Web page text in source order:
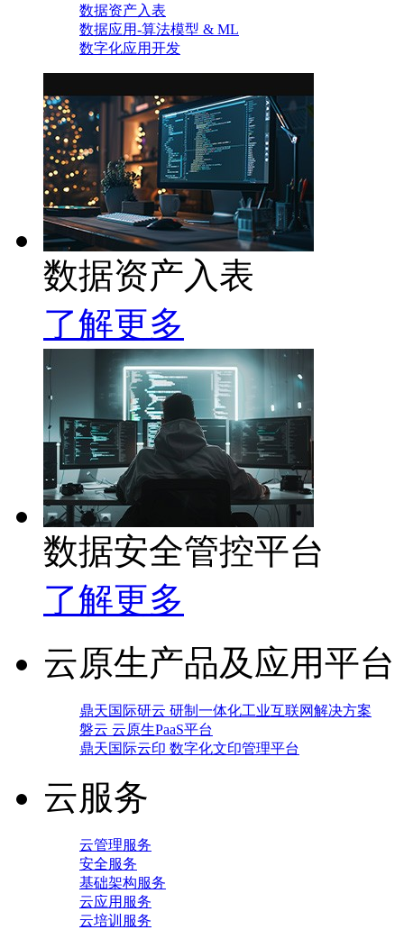
数据资产入表
数据应用-算法模型 & ML
数字化应用开发
数据资产入表
了解更多
数据安全管控平台
了解更多
云原生产品及应用平台
鼎天国际研云 研制一体化工业互联网解决方案
磐云 云原生PaaS平台
鼎天国际云印 数字化文印管理平台
云服务
云管理服务
安全服务
基础架构服务
云应用服务
云培训服务